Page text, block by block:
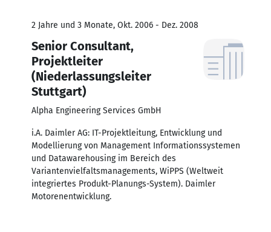
2 Jahre und 3 Monate, Okt. 2006 - Dez. 2008
Senior Consultant,
Projektleiter
(Niederlassungsleiter
Stuttgart)
Alpha Engineering Services GmbH
i.A. Daimler AG: IT-Projektleitung, Entwicklung und
Modellierung von Management Informationssystemen
und Datawarehousing im Bereich des
Variantenvielfaltsmanagements, WiPPS (Weltweit
integriertes Produkt-Planungs-System). Daimler
Motorenentwicklung.